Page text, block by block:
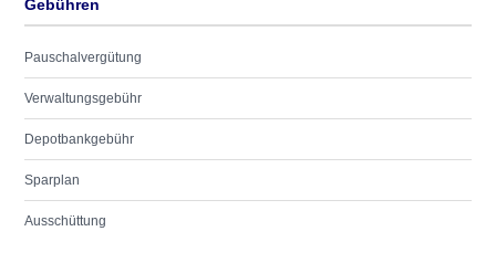
Gebühren
Pauschalvergütung
Verwaltungsgebühr
Depotbankgebühr
Sparplan
Ausschüttung